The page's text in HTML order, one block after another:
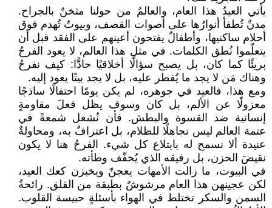
يأتي العيدُ هذا العام، والعالمُ من حولنا مثخنٌ بالجراح.
مدنٌ تُطفأ أنوارُها على أصوات القصف، وبيوتٌ تُهدم فوق
أحلام ساكنيها، وأطفالٌ يفتحون أعينهم على الفقد قبل أن
يتعلّموا نُطق الكلمات. في مثل هذا العالم، لا يعود الفرحُ
بريئًا كما كان، بل يصبح سؤالًا أخلاقيًا حادًّا: كيف نفرحُ
وهناك مَن لا يجد ما يُفطر عليه، بل لا يجد بيتًا يعود إليه.
ومع هذا، فالعيد في جوهره، لم يكن يومًا احتفالًا ساذجًا
معزولًا عن الألم، بل كان وسوف يظل فعلَ مقاومةٍ
إنسانية ضد القسوة والبطش. فأن نُشعل شمعةً في
عتمة العالم ليس تجاهلًا للظلام، بل اعترافٌ به، ومحاولةٌ
عنيدة ألا نسمح له بابتلاع كل شيء. الفرحُ هنا لا يكون
نقيضَ الحزن، بل رفيقه الذي يُخفّف وطأته.
في البيوت، ما زالت الأمهات يعجنّ ويخبزن كعك العيد،
لكن عجينهن هذا العام مرشوشٌ بطبقة من القلق. رائحةُ
السمن والسكر تختلط في الهواء بأسئلةٍ حبيسة القلوب.